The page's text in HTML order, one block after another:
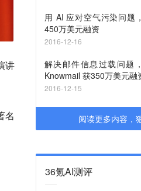
讲
名
用 AI 应对空气污染问题
450万美元融资
2016-12-16
解决邮件信息过载问题
Knowmail 获350万美元融
2016-12-15
阅读更多内容，
36氪AI测评